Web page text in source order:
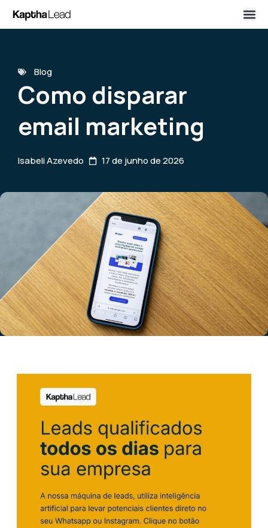
Blog
Como disparar
email marketing
Isabeli Azevedo 17 de junho de 2026